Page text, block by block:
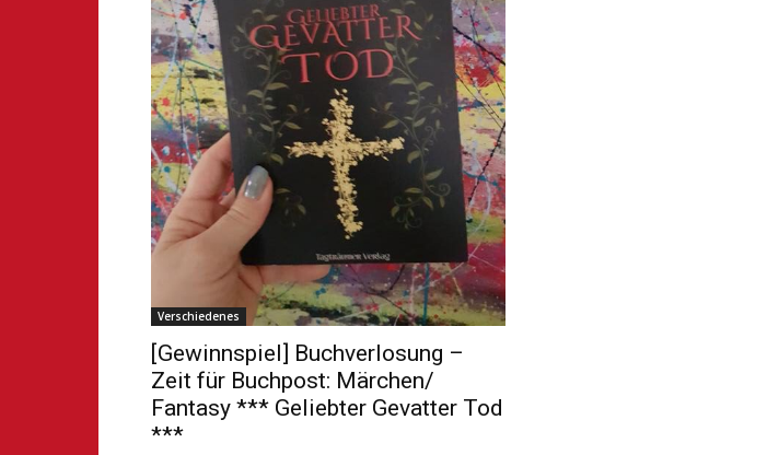
Verschiedenes
[Gewinnspiel] Buchverlosung –
Zeit für Buchpost: Märchen/
Fantasy *** Geliebter Gevatter Tod
***